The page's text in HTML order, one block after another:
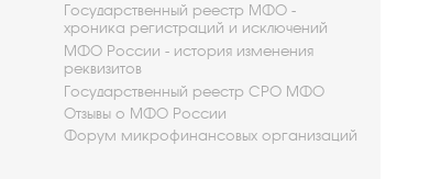
Государственный реестр МФО -
хроника регистраций и исключений
МФО России - история изменения
реквизитов
Государственный реестр СРО МФО
Отзывы о МФО России
Форум микрофинансовых организаций